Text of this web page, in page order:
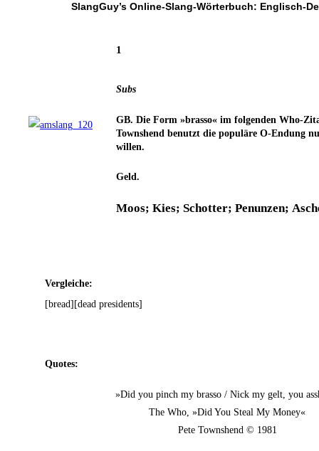
SlangGuy’s Online-Slang-Wör­ter­buch: Englisch-
1
Subs
GB. Die Form »bras­so« im fol­gen­den Who-
Town­s­hend benutzt die popu­lä­re O‑Endung
willen.
Geld.
Moos; Kies; Schot­ter; Penun­zen;
Ver­glei­che:
[bread][dead pre­si­dents]
Quo­tes:
»Did you pinch my bras­so / Nick my gelt, you
The Who, »Did You Ste­al My Money«
Pete Town­s­hend © 1981